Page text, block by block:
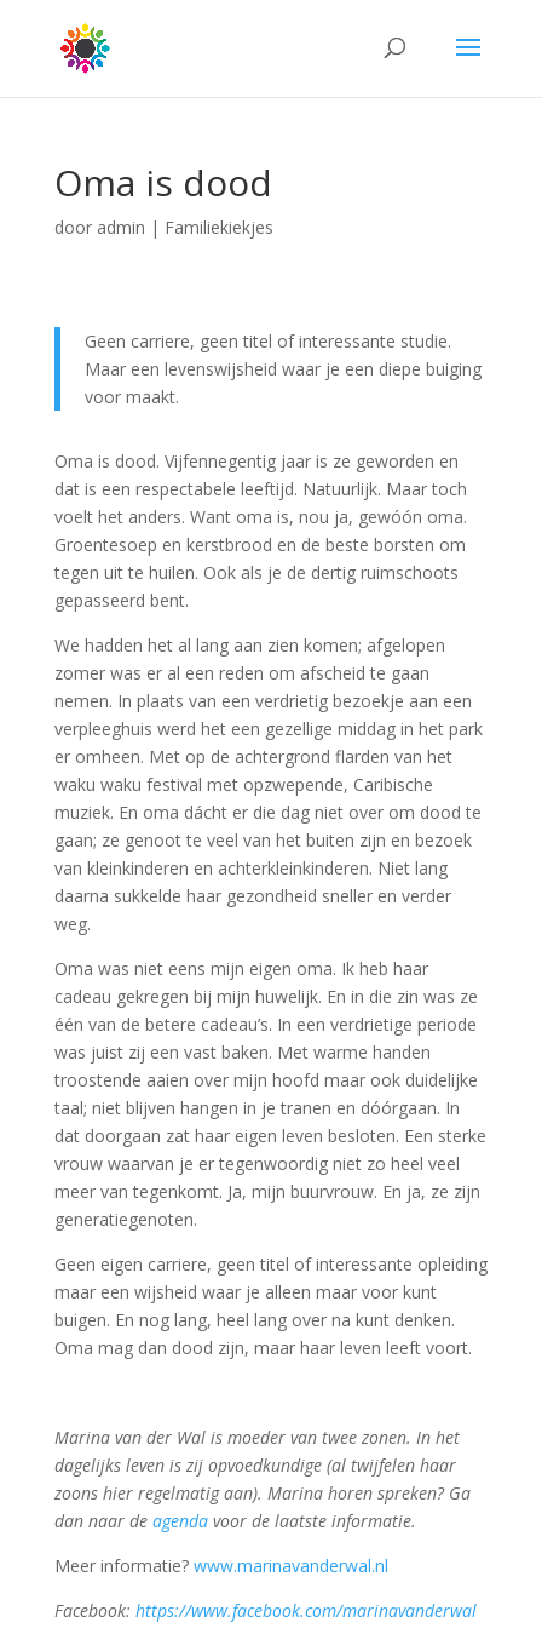
Oma is dood
door admin | Familiekiekjes
Geen carriere, geen titel of interessante studie.
Maar een levenswijsheid waar je een diepe buiging
voor maakt.
Oma is dood. Vijfennegentig jaar is ze geworden en
dat is een respectabele leeftijd. Natuurlijk. Maar toch
voelt het anders. Want oma is, nou ja, gewóón oma.
Groentesoep en kerstbrood en de beste borsten om
tegen uit te huilen. Ook als je de dertig ruimschoots
gepasseerd bent.
We hadden het al lang aan zien komen; afgelopen
zomer was er al een reden om afscheid te gaan
nemen. In plaats van een verdrietig bezoekje aan een
verpleeghuis werd het een gezellige middag in het park
er omheen. Met op de achtergrond flarden van het
waku waku festival met opzwepende, Caribische
muziek. En oma dácht er die dag niet over om dood te
gaan; ze genoot te veel van het buiten zijn en bezoek
van kleinkinderen en achterkleinkinderen. Niet lang
daarna sukkelde haar gezondheid sneller en verder
weg.
Oma was niet eens mijn eigen oma. Ik heb haar
cadeau gekregen bij mijn huwelijk. En in die zin was ze
één van de betere cadeau’s. In een verdrietige periode
was juist zij een vast baken. Met warme handen
troostende aaien over mijn hoofd maar ook duidelijke
taal; niet blijven hangen in je tranen en dóórgaan. In
dat doorgaan zat haar eigen leven besloten. Een sterke
vrouw waarvan je er tegenwoordig niet zo heel veel
meer van tegenkomt. Ja, mijn buurvrouw. En ja, ze zijn
generatiegenoten.
Geen eigen carriere, geen titel of interessante opleiding
maar een wijsheid waar je alleen maar voor kunt
buigen. En nog lang, heel lang over na kunt denken.
Oma mag dan dood zijn, maar haar leven leeft voort.
Marina van der Wal is moeder van twee zonen. In het
dagelijks leven is zij opvoedkundige (al twijfelen haar
zoons hier regelmatig aan). Marina horen spreken? Ga
dan naar de agendavoor de laatste informatie.
Meer informatie? www.marinavanderwal.nl
Facebook: https://www.facebook.com/marinavanderwal